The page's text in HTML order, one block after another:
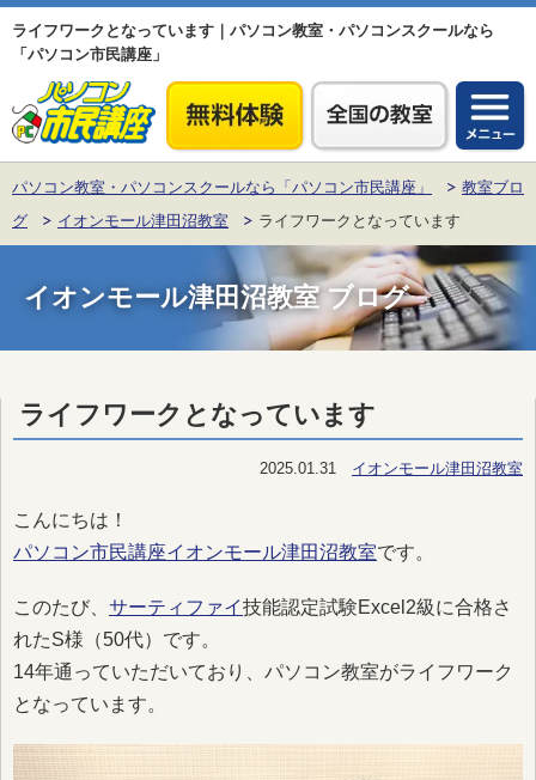
ライフワークとなっています｜パソコン教室・パソコンスクールなら
「パソコン市民講座」
パソコン教室・パソコンスクールなら「パソコン市民講座」
教室ブロ
グ
イオンモール津田沼教室 ライフワークとなっています
イオンモール津田沼教室 ブログ
ライフワークとなっています
2025.01.31 イオンモール津田沼教室
こんにちは！
パソコン市民講座イオンモール津田沼教室です。
このたび、 サーティファイ技能認定試験Excel2級に合格さ
れたS様（50代）です。
14年通っていただいており、パソコン教室がライフワーク
となっています。